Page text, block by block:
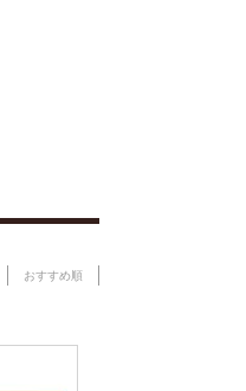
おすすめ順